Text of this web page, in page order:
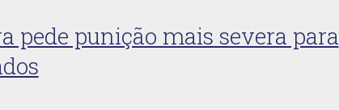
pede punição mais severa para